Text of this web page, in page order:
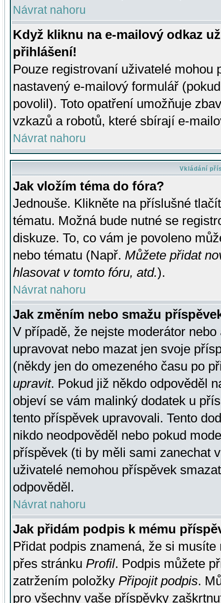
Návrat nahoru
Když kliknu na e-mailový odkaz
přihlášení!
Pouze registrovaní uživatelé mohou
nastavený e-mailový formulář
povolil). Toto opatření umožňuje
vzkazů a robotů, které sbírají e-
Návrat nahoru
Vkládání
Jak vložím téma do fóra?
Jednouše. Klikněte na příslušné
tématu. Možná bude nutné se
diskuze. To, co vám je povoleno
nebo tématu (Např. Můžete přidat
hlasovat v tomto fóru, atd.).
Návrat nahoru
Jak změním nebo smažu
V případě, že nejste moderátor
upravovat nebo mazat jen svoje
(někdy jen do omezeného času po
upravit. Pokud již někdo odpověděl
objeví se vám malinký dodatek u
tento příspěvek upravovali. Tento
nikdo neodpověděl nebo pokud
příspěvek (ti by měli sami zanechat
uživatelé nemohou příspěvek
odpověděl.
Návrat nahoru
Jak přidám podpis k mému
Přidat podpis znamená, že si
přes stránku Profil. Podpis můžete
zatržením položky Připojit podpis.
pro všechny vaše příspěvky